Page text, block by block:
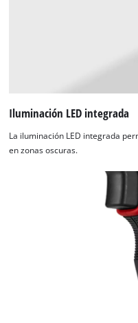
Iluminación LED integrada
La iluminación LED integrada
en zonas oscuras.